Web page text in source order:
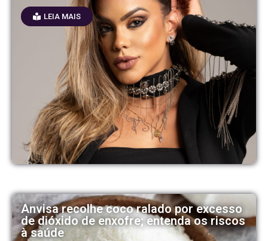
LEIA MAIS
Anvisa recolhe coco ralado por excesso
de dióxido de enxofre; entenda os riscos
à saúde